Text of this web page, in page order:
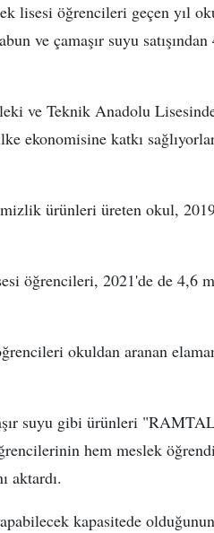
lisesi öğrencileri geçen yıl
ve çamaşır suyu
ve Teknik Anadolu
ekonomisine katkı
ürünleri üreten okul,
öğrencileri, 2021'de de 4,6
okuldan aranan
suyu gibi ürünleri
hem meslek
aktardı.
kapasitede olduğunun